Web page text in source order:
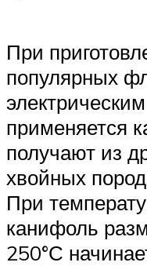
При
популярных
применяется
получают из
хвойных
При
канифоль
250°С